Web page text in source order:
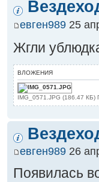
евген989 25
Жгли
ВЛОЖЕНИЯ
IMG_0571.JPG (186.47 КБ)
евген989 26
Появилась